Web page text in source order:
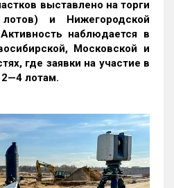
выставлено на торги
и Нижегородской
наблюдается в
Московской и
где заявки на участие в
лотам.